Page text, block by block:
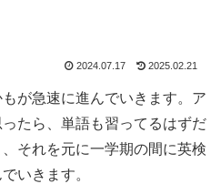
2024.07.17 2025.02.21
が急速に進んでいきます。ア
たら、単語も習ってるはずだ
それを元に一学期の間に英検
いきます。